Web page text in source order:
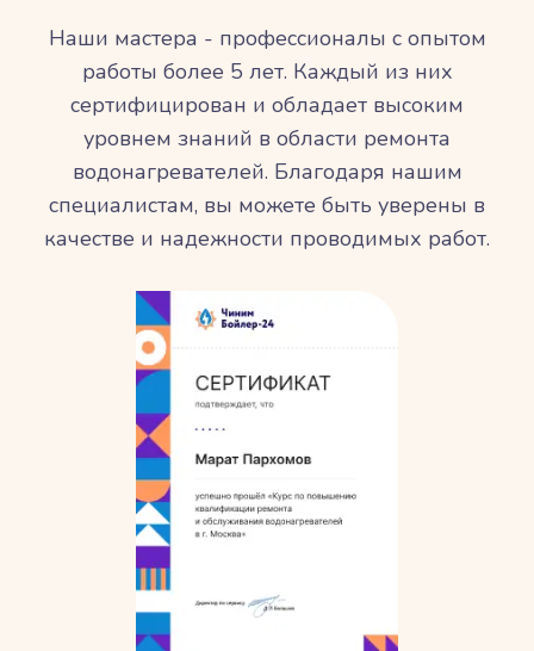
Наши мастера - профессионалы с опытом
работы более 5 лет. Каждый из них
сертифицирован и обладает высоким
уровнем знаний в области ремонта
водонагревателей. Благодаря нашим
специалистам, вы можете быть уверены в
качестве и надежности проводимых работ.